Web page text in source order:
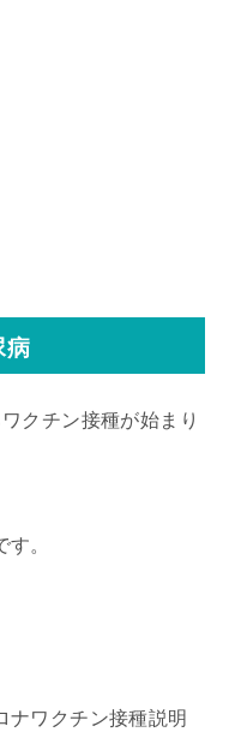
病
クチン接種が始まり
。
ナワクチン接種説明